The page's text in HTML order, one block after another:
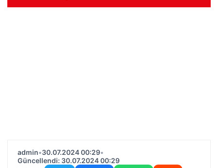
admin•30.07.2024 00:29•
Güncellendi: 30.07.2024 00:29